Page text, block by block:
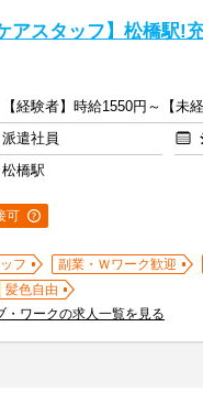
アスタッフ】松橋駅!
【経験者】時給1550円～【
派遣社員
松橋駅
可
フ 副業・Ｗワーク歓迎
髪色自由
・ワークの求人一覧を見る